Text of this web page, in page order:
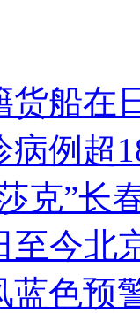
货船在
病例超
克”长
至今北
蓝色预